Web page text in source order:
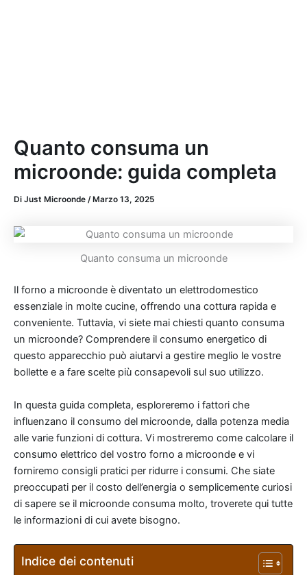
Quanto consuma un
microonde: guida completa
Di Just Microonde / Marzo 13, 2025
Quanto consuma un microonde
Il forno a microonde è diventato un elettrodomestico
essenziale in molte cucine, offrendo una cottura rapida e
conveniente. Tuttavia, vi siete mai chiesti quanto consuma
un microonde? Comprendere il consumo energetico di
questo apparecchio può aiutarvi a gestire meglio le vostre
bollette e a fare scelte più consapevoli sul suo utilizzo.
In questa guida completa, esploreremo i fattori che
influenzano il consumo del microonde, dalla potenza media
alle varie funzioni di cottura. Vi mostreremo come calcolare il
consumo elettrico del vostro forno a microonde e vi
forniremo consigli pratici per ridurre i consumi. Che siate
preoccupati per il costo dell’energia o semplicemente curiosi
di sapere se il microonde consuma molto, troverete qui tutte
le informazioni di cui avete bisogno.
Indice dei contenuti